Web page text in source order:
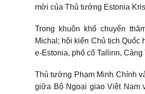
mời của Thủ tướng Estonia
Trong khuôn khổ chuyến
Michal; hội kiến Chủ tịch Quốc
e-Estonia, phố cổ Tallinn, Cảng
Thủ tướng Phạm Minh Chính
giữa Bộ Ngoại giao Việt Nam